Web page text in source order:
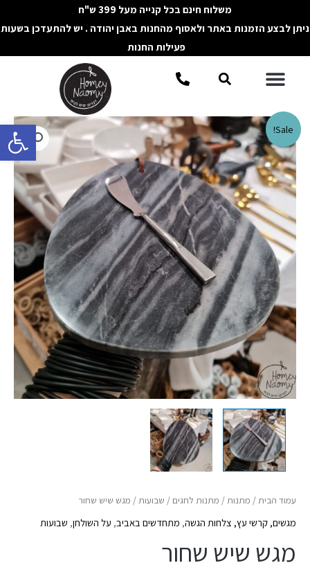
פתח
לתוכן
משלוח חינם בכל קנייה מעל 399 ש"ח
ניתן לבצע הזמנות באתר ולאסוף מהחנות באבן יהודה . יש להתעדכן בשעות
פעילות החנות
תפריטחיפוש
Sale!
עמוד הבית/ מתנות/ מתנות לחגים / שבועות/ מגש שיש שחור
מגשים, קרשי עץ, צלחות הגשה, מתחדשים באביב, על השולחן, שבועות
מגש שיש שחור
כמות
של
מגש
שיש
שחור